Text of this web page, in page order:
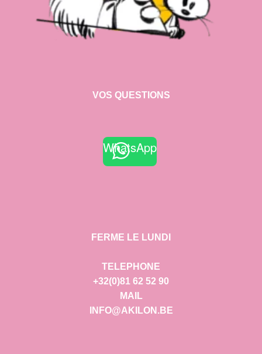
VOS QUESTIONS
WhatsApp
FERME LE LUNDI
TELEPHONE
+32(0)81 62 52 90
MAIL
INFO@AKILON.BE